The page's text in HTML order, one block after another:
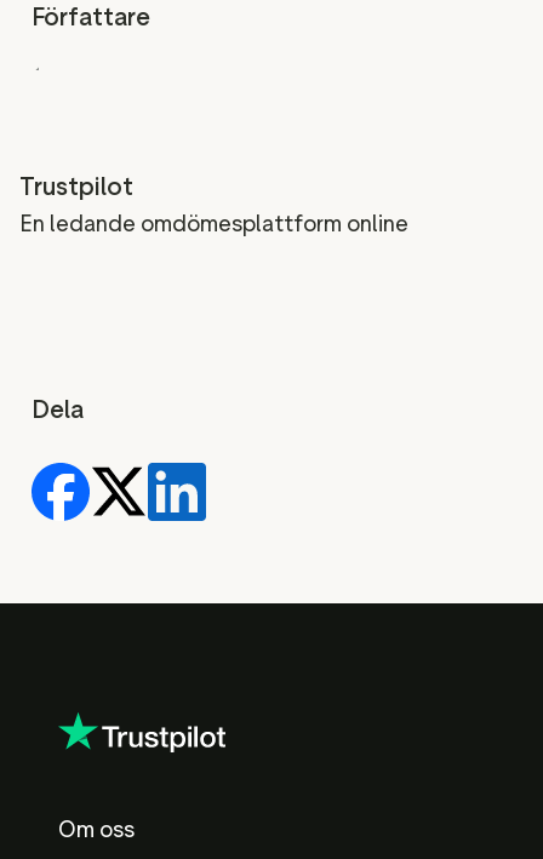
Författare
Trustpilot
En ledande omdömesplattform online
Dela
Om oss